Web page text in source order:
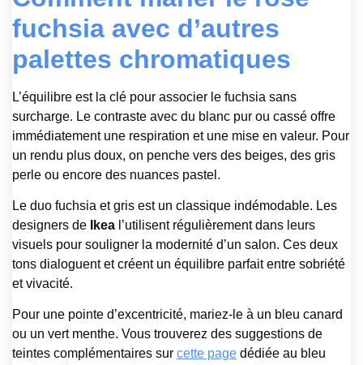
fuchsia avec d’autres
palettes chromatiques
L’équilibre est la clé pour associer le fuchsia sans
surcharge. Le contraste avec du blanc pur ou cassé offre
immédiatement une respiration et une mise en valeur. Pour
un rendu plus doux, on penche vers des beiges, des gris
perle ou encore des nuances pastel.
Le duo fuchsia et gris est un classique indémodable. Les
designers de
Ikea l’utilisent régulièrement dans leurs
visuels pour souligner la modernité d’un salon. Ces deux
tons dialoguent et créent un équilibre parfait entre sobriété
et vivacité.
Pour une pointe d’excentricité, mariez-le à un bleu canard
ou un vert menthe. Vous trouverez des suggestions de
teintes complémentaires sur cette page dédiée au bleu